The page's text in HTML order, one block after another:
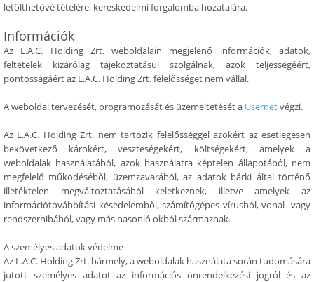
letölthetővé tételére, kereskedelmi forgalomba hozatalára.
Információk
Az L.A.C. Holding Zrt. weboldalain megjelenő információk, adatok,
feltételek kizárólag tájékoztatásul szolgálnak, azok teljességéért,
pontosságáért az L.A.C. Holding Zrt. felelősséget nem vállal.
A weboldal tervezését, programozását és üzemeltetését a Usernetvégzi.
Az L.A.C. Holding Zrt. nem tartozik felelősséggel azokért az esetlegesen
bekövetkező károkért, veszteségekért, költségekért, amelyek a
weboldalak használatából, azok használatra képtelen állapotából, nem
megfelelő működéséből, üzemzavarából, az adatok bárki által történő
illetéktelen megváltoztatásából keletkeznek, illetve amelyek az
információtovábbítási késedelemből, számítógépes vírusból, vonal- vagy
rendszerhibából, vagy más hasonló okból származnak.
A személyes adatok védelme
Az L.A.C. Holding Zrt. bármely, a weboldalak használata során tudomására
jutott személyes adatot az információs önrendelkezési jogról és az